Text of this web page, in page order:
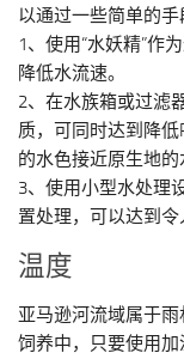
以通过一些简单的手
1、使用“水妖精”作
降低水流速。
2、在水族箱或过滤
质，可同时达到降
的水色接近原生地的
3、使用小型水处理
置处理，可以达到令
温度
亚马逊河流域属于
饲养中，只要使用